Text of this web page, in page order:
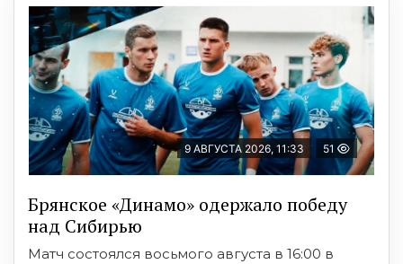
9 АВГУСТА 2026, 11:33 51
Брянское «Динамо» одержало победу
над Сибирью
Матч состоялся восьмого августа в 16:00 в